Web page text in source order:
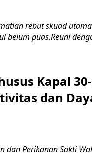
matian rebut skuad
belum puas.Reuni
Kapal
dan
dan Perikanan Sakti